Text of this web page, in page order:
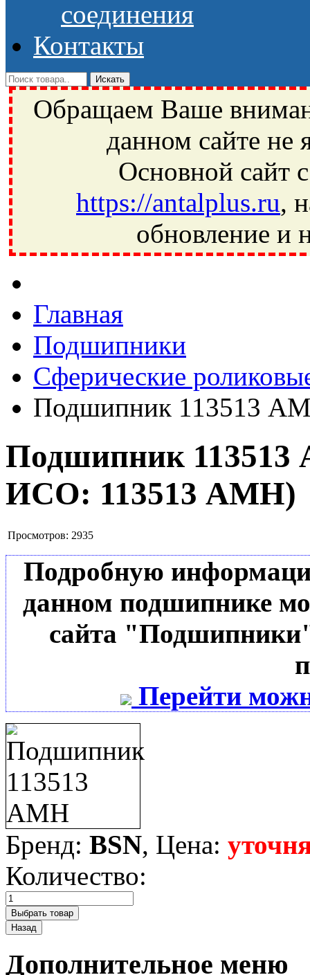
соединения
Контакты
Обращаем Ваше
данном сайте не
Основной сайт
https://antalplus.ru,
обновление и
Ивантеевка, подшипники, пневматика, метизы, техника,
Главная
Подшипники
Сферические
Подшипник 113513
Подшипник
ИСО: 113513 АМН)
Просмотров: 2935
Подробную
данном подшипнике
сайта
Перейти
Бренд: BSN, Цена:
Количество:
Дополнительное меню